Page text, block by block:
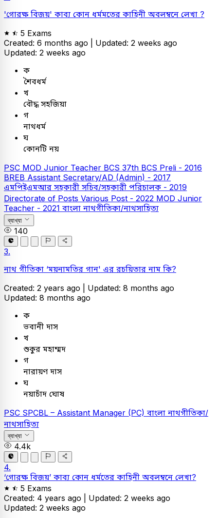
'গোরক্ষ বিজয়' কাব্য কোন ধর্মমতের কাহিনী অবলম্বনে লেখা ?
5 Exams
Created: 6 months ago | Updated: 2 weeks ago
Updated: 2 weeks ago
ক
শৈবধর্ম
খ
বৌদ্ধ সহজিয়া
গ
নাথধর্ম
ঘ
কোনটি নয়
PSC MOD Junior Teacher BCS 37th BCS Preli - 2016
BREB Assistant Secretary/AD (Admin) - 2017
এমপিইএমআর সহকারী সচিব/সহকারী পরিচালক - 2019
Directorate of Posts Various Post - 2022 MOD Junior
Teacher - 2021 বাংলা নাথগীতিকা/নাথসাহিত্য
ব্যাখ্যা
140
3.
নাথ গীতিকা ‘ময়নামতির গান' এর রচয়িতার নাম কি?
Created: 2 years ago | Updated: 8 months ago
Updated: 8 months ago
ক
ভবানী দাস
খ
শুকুর মহাম্মদ
গ
নারায়ণ দাস
ঘ
নয়াচাঁদ ঘোষ
PSC SPCBL – Assistant Manager (PC) বাংলা নাথগীতিকা/
নাথসাহিত্য
ব্যাখ্যা
4.4k
4.
‘গোরক্ষ বিজয়’ কাব্য কোন ধর্মতের কাহিনী অবলম্বনে লেখা?
5 Exams
Created: 4 years ago | Updated: 2 weeks ago
Updated: 2 weeks ago